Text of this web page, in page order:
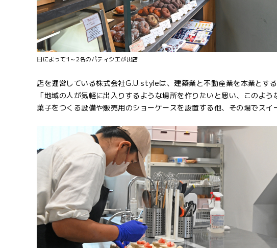
日によって1～2名のパティシエが出店
店を運営している株式会社G.U.styleは、建築業と不動産業を本業とする
「地域の人が気軽に出入りするような場所を作りたいと思い、このよ
菓子をつくる設備や販売用のショーケースを設置する他、その場でス